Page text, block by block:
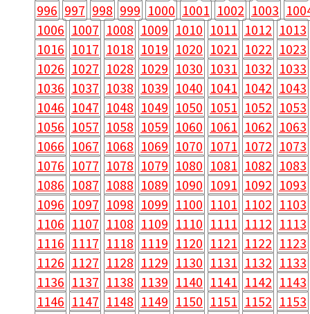
996 997 998 999 1000 1001 1002 1003
1006 1007 1008 1009 1010 1011 1012 1013
1016 1017 1018 1019 1020 1021 1022 1023
1026 1027 1028 1029 1030 1031 1032 1033
1036 1037 1038 1039 1040 1041 1042 1043
1046 1047 1048 1049 1050 1051 1052 1053
1056 1057 1058 1059 1060 1061 1062 1063
1066 1067 1068 1069 1070 1071 1072 1073
1076 1077 1078 1079 1080 1081 1082 1083
1086 1087 1088 1089 1090 1091 1092 1093
1096 1097 1098 1099 1100 1101 1102 1103
1106 1107 1108 1109 1110 1111 1112 1113
1116 1117 1118 1119 1120 1121 1122 1123
1126 1127 1128 1129 1130 1131 1132 1133
1136 1137 1138 1139 1140 1141 1142 1143
1146 1147 1148 1149 1150 1151 1152 1153